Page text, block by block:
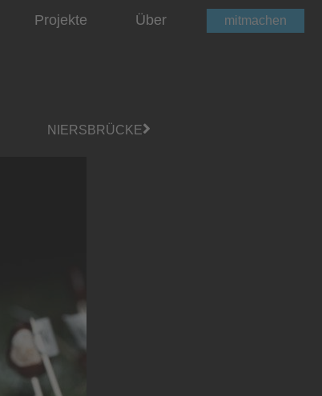
Projekte Über mitmachen
NIERSBRÜCKE